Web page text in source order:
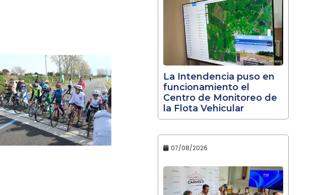
La Intendencia puso en
funcionamiento el
Centro de Monitoreo de
la Flota Vehicular
07/08/2026